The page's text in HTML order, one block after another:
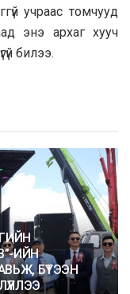
учраас томчууд
энэ архаг хууч
билээ.
ИЙН
БҮТЭЭН